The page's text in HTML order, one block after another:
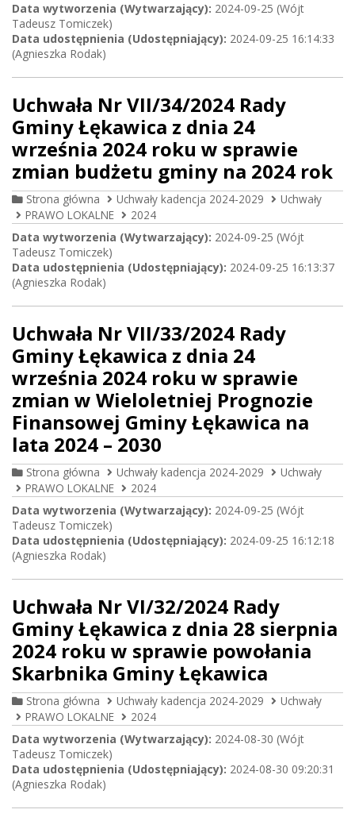
Data wytworzenia (Wytwarzający): 2024-09-25 (Wójt
Tadeusz Tomiczek)
Data udostępnienia (Udostępniający): 2024-09-25 16:14:33
(Agnieszka Rodak)
Uchwała Nr VII/34/2024 Rady
Gminy Łękawica z dnia 24
września 2024 roku w sprawie
zmian budżetu gminy na 2024 rok
Strona główna Uchwały kadencja 2024-2029
Uchwały
PRAWO LOKALNE
2024
Data wytworzenia (Wytwarzający): 2024-09-25 (Wójt
Tadeusz Tomiczek)
Data udostępnienia (Udostępniający): 2024-09-25 16:13:37
(Agnieszka Rodak)
Uchwała Nr VII/33/2024 Rady
Gminy Łękawica z dnia 24
września 2024 roku w sprawie
zmian w Wieloletniej Prognozie
Finansowej Gminy Łękawica na
lata 2024 – 2030
Strona główna Uchwały kadencja 2024-2029
Uchwały
PRAWO LOKALNE
2024
Data wytworzenia (Wytwarzający): 2024-09-25 (Wójt
Tadeusz Tomiczek)
Data udostępnienia (Udostępniający): 2024-09-25 16:12:18
(Agnieszka Rodak)
Uchwała Nr VI/32/2024 Rady
Gminy Łękawica z dnia 28 sierpnia
2024 roku w sprawie powołania
Skarbnika Gminy Łękawica
Strona główna Uchwały kadencja 2024-2029
Uchwały
PRAWO LOKALNE
2024
Data wytworzenia (Wytwarzający): 2024-08-30 (Wójt
Tadeusz Tomiczek)
Data udostępnienia (Udostępniający): 2024-08-30 09:20:31
(Agnieszka Rodak)